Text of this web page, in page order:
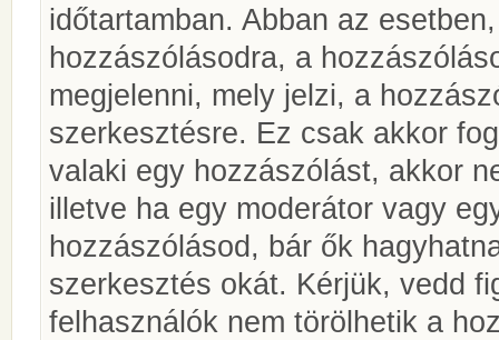
időtartamban. Abban az
hozzászólásodra, a
megjelenni, mely jelzi, a
szerkesztésre. Ez csak akkor
valaki egy hozzászólást, akkor
illetve ha egy moderátor vagy
hozzászólásod, bár ők
szerkesztés okát. Kérjük, vedd
felhasználók nem törölhetik a